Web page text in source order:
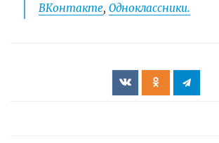
ВКонтакте, Одноклассники.